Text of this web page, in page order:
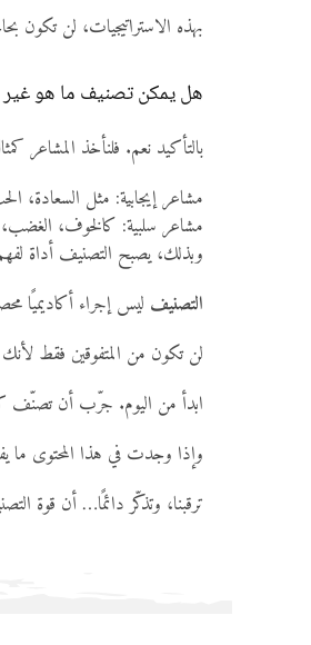
بهذه الاستراتيجيات، لن تكون
هل يمكن تصنيف ما هو
بالتأكيد نعم. فلنأخذ المشاعر
مشاعر إيجابية: مثل السعادة،
مشاعر سلبية: كالخوف،
وبذلك، يصبح التصنيف أداة
التصنيف ليس إجراء أكاديميًا
لن تكون من المتفوقين فقط
ابدأ من اليوم. جرّب أن تصنّف
وإذا وجدت في هذا المحتوى ما
ترقبنا، وتذكّر دائمًا… أن قوة